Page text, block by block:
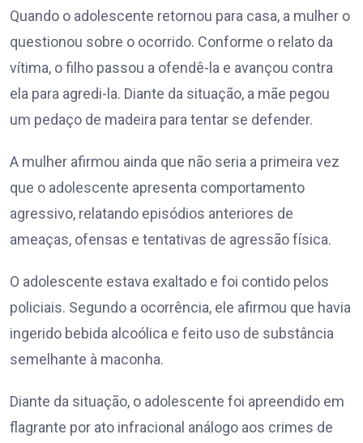
Quando o adolescente retornou para casa, a mulher o
questionou sobre o ocorrido. Conforme o relato da
vítima, o filho passou a ofendê-la e avançou contra
ela para agredi-la. Diante da situação, a mãe pegou
um pedaço de madeira para tentar se defender.
A mulher afirmou ainda que não seria a primeira vez
que o adolescente apresenta comportamento
agressivo, relatando episódios anteriores de
ameaças, ofensas e tentativas de agressão física.
O adolescente estava exaltado e foi contido pelos
policiais. Segundo a ocorrência, ele afirmou que havia
ingerido bebida alcoólica e feito uso de substância
semelhante à maconha.
Diante da situação, o adolescente foi apreendido em
flagrante por ato infracional análogo aos crimes de